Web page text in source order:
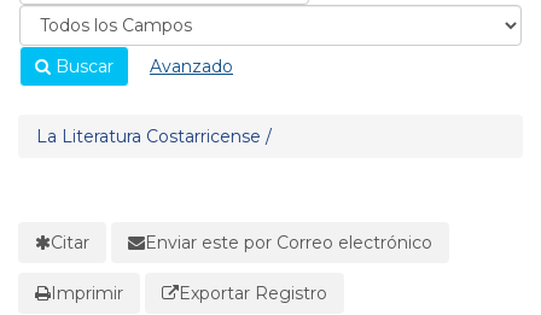
Buscar Avanzado
La Literatura Costarricense /
Citar Enviar este por Correo electrónico
Imprimir Exportar Registro